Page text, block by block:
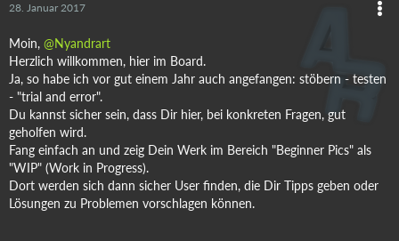
28. Januar 2017
Moin, @Nyandrart
Herzlich willkommen, hier im Board.
Ja, so habe ich vor gut einem Jahr auch angefangen: stöbern - testen
- "trial and error".
Du kannst sicher sein, dass Dir hier, bei konkreten Fragen, gut
geholfen wird.
Fang einfach an und zeig Dein Werk im Bereich "Beginner Pics" als
"WIP" (Work in Progress).
Dort werden sich dann sicher User finden, die Dir Tipps geben oder
Lösungen zu Problemen vorschlagen können.